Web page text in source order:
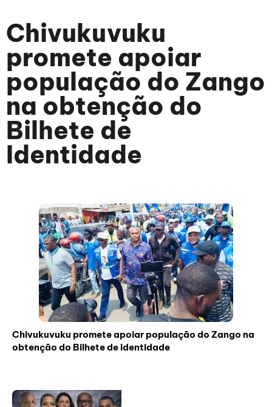
Chivukuvuku
promete apoiar
população do Zango
na obtenção do
Bilhete de
Identidade
Chivukuvuku promete apoiar população do Zango na
obtenção do Bilhete de Identidade